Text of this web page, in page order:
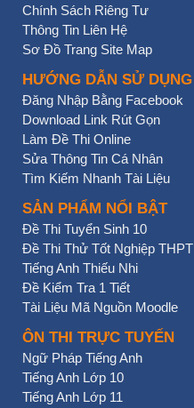
Chính Sách Riêng Tư
Thông Tin Liên Hệ
Sơ Đồ Trang Site Map
HƯỚNG DẪN SỬ DỤNG
Đăng Nhập Bằng Facebook
Download Link Rút Gọn
Làm Đề Thi Online
Sửa Thông Tin Cá Nhân
Tìm Kiếm Nhanh Tài Liệu
SẢN PHẨM NỔI BẬT
Đề Thi Tuyển Sinh 10
Đề Thi Thử Tốt Nghiệp THPT
Tiếng Anh Thiếu Nhi
Đề Kiểm Tra 1 Tiết
Tài Liệu Mã Nguồn Moodle
ÔN THI TRỰC TUYẾN
Ngữ Pháp Tiếng Anh
Tiếng Anh Lớp 10
Tiếng Anh Lớp 11